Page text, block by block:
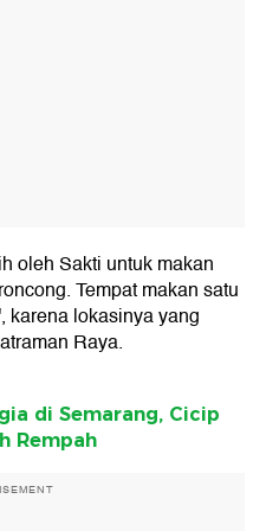
oleh Sakti untuk makan
Tempat makan satu
karena lokasinya yang
Raya.
di Semarang, Cicip
Rempah